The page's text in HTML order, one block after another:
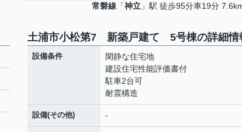
常磐線 「神立 」駅 徒歩95分車19分
土浦市小松第7 新築戸建て 5号棟の詳細情
設備条件
閑静な住宅地
建設住宅性能評価書付
駐車2台可
耐震構造
設備(その他) -